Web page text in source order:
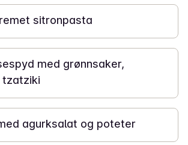
sitronpasta
med grønnsaker,
tzatziki
agurksalat og poteter